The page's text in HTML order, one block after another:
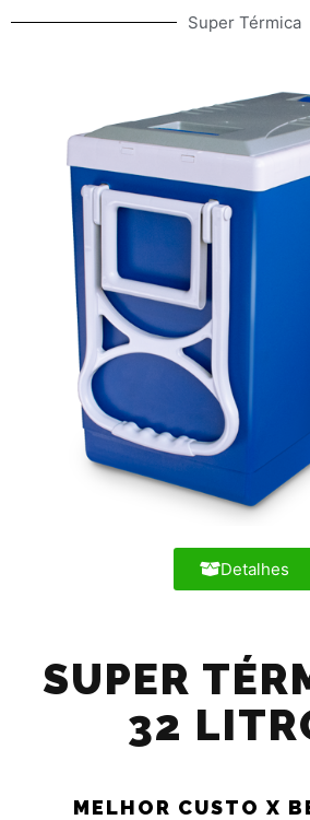
Super Térmica
Detalhes
SUPER
32
MELHOR CUSTO X